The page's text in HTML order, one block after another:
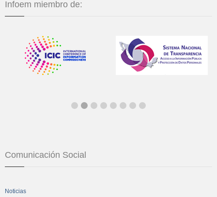
Infoem miembro de:
Comunicación Social
Noticias